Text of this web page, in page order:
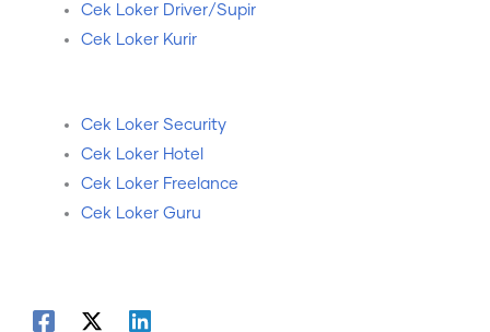
Cek Loker Driver/Supir
Cek Loker Kurir
Cek Loker Security
Cek Loker Hotel
Cek Loker Freelance
Cek Loker Guru